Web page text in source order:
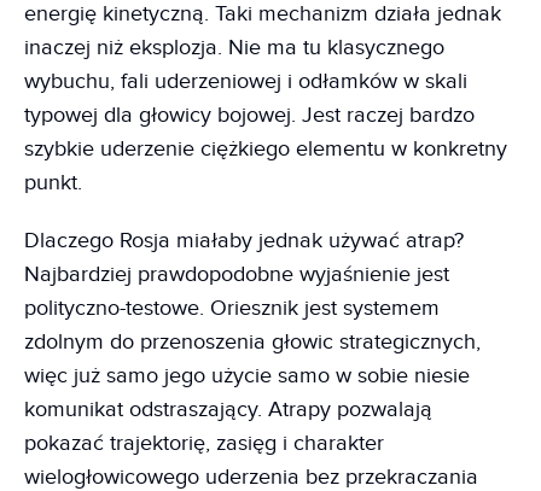
energię kinetyczną. Taki mechanizm działa jednak
inaczej niż eksplozja. Nie ma tu klasycznego
wybuchu, fali uderzeniowej i odłamków w skali
typowej dla głowicy bojowej. Jest raczej bardzo
szybkie uderzenie ciężkiego elementu w konkretny
punkt.
Dlaczego Rosja miałaby jednak używać atrap?
Najbardziej prawdopodobne wyjaśnienie jest
polityczno-testowe. Oriesznik jest systemem
zdolnym do przenoszenia głowic strategicznych,
więc już samo jego użycie samo w sobie niesie
komunikat odstraszający. Atrapy pozwalają
pokazać trajektorię, zasięg i charakter
wielogłowicowego uderzenia bez przekraczania